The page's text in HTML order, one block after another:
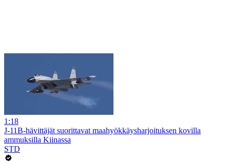
1:18
J-11B-hävittäjät suorittavat maahyökkäysharjoituksen kovilla
ammuksilla Kiinassa
STD